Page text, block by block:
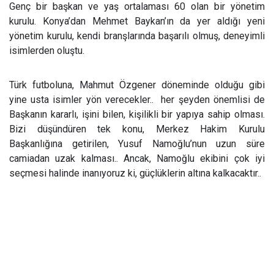
Genç bir başkan ve yaş ortalaması 60 olan bir yönetim
kurulu. Konya’dan Mehmet Baykan’ın da yer aldığı yeni
yönetim kurulu, kendi branşlarında başarılı olmuş, deneyimli
isimlerden oluştu.
Türk futboluna, Mahmut Özgener döneminde olduğu gibi
yine usta isimler yön verecekler..
her şeyden önemlisi de
Başkanın kararlı, işini bilen, kişilikli bir yapıya sahip olması.
Bizi düşündüren tek konu, Merkez Hakim Kurulu
Başkanlığına getirilen, Yusuf Namoğlu’nun uzun süre
camiadan uzak kalması.. Ancak, Namoğlu ekibini çok iyi
seçmesi halinde inanıyoruz ki, güçlüklerin altına kalkacaktır..